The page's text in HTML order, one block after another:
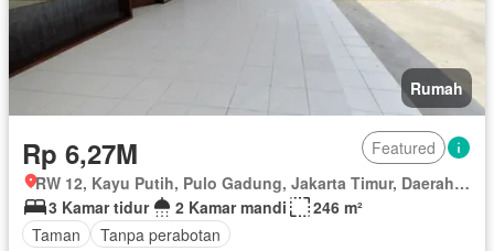
Rumah
Rp 6,27M
Featured
RW 12, Kayu Putih, Pulo Gadung, Jakarta Timur, Daerah Khusus Ibukota Jakarta
3 Kamar tidur
2 Kamar mandi
246 m²
Taman
Tanpa perabotan